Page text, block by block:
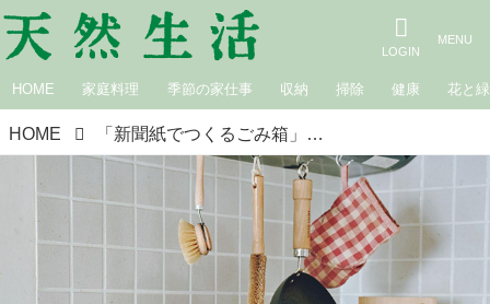
HOME 家庭料理 季節の家仕事 収納 掃除 健康 花と緑
HOME 「新聞紙でつくるごみ箱」のつくり方。キッチンの生ごみ受けに便利／プラなし生活・古賀陽子さん